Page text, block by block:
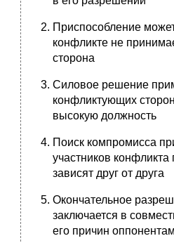
Приспособление
конфликте не
сторона
Силовое решение
конфликтующих
высокую должность
Поиск компромисса
участников
зависят друг от друга
Окончательное
заключается в
его причин